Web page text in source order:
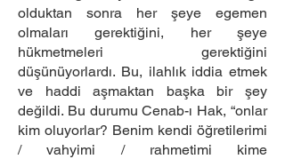
olduktan sonra her şeye egemen
olmaları gerektiğini, her şeye
hükmetmeleri gerektiğini
düşünüyorlardı. Bu, ilahlık iddia etmek
ve haddi aşmaktan başka bir şey
değildi. Bu durumu Cenab-ı Hak, “onlar
kim oluyorlar? Benim kendi öğretilerimi
/ vahyimi / rahmetimi kime